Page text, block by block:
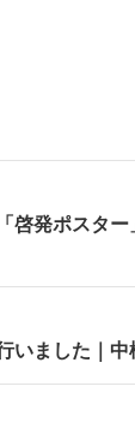
啓発ポスター
いました｜